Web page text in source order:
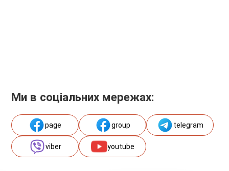
Ми в соціальних мережах:
page group telegram
viber youtube